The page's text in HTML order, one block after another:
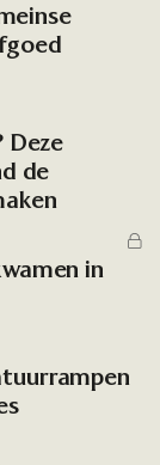
Deze
de
in